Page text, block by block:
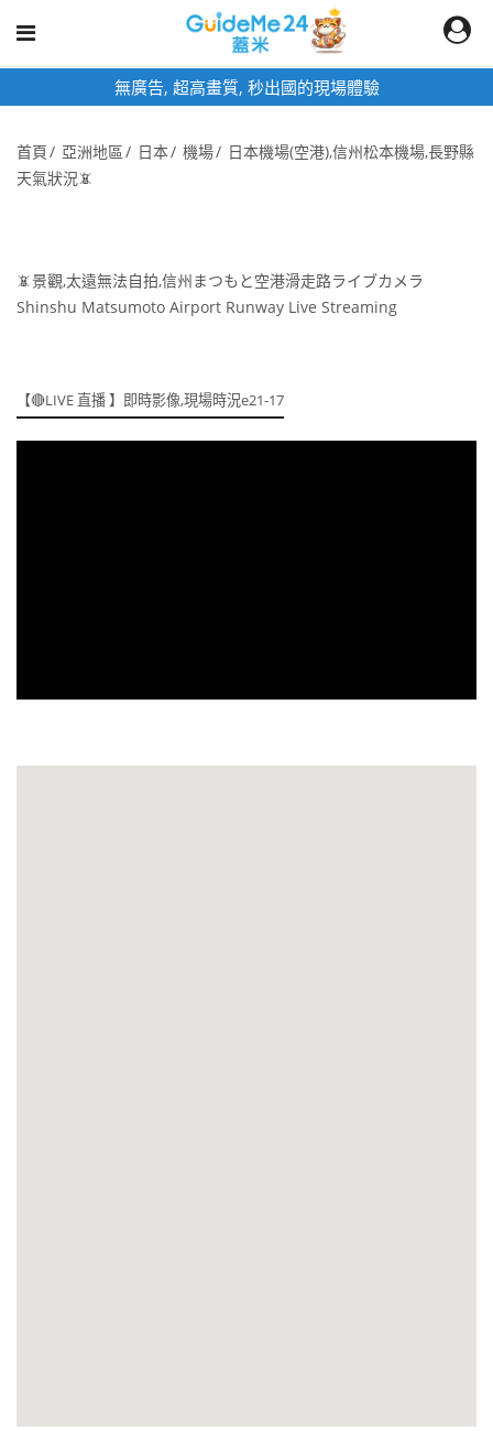
無廣告, 超高畫質, 秒出國的現場體驗
首頁 亞洲地區 日本 機場
日本機場(空港),信州松本機場,長野縣
天氣狀況📵
📵景觀,太遠無法自拍,信州まつもと空港滑走路ライブカメラ
Shinshu Matsumoto Airport Runway Live Streaming
【🔴LIVE 直播 】即時影像,現場時況e21-17